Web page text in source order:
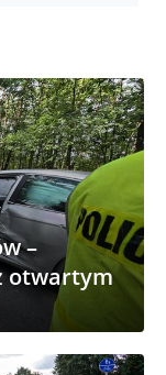
–
otwartym